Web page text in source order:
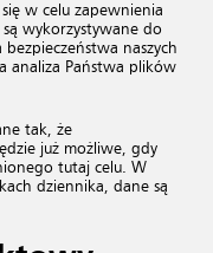
w celu zapewnienia
wykorzystywane do
naszych
analiza Państwa plików
tak, że
już możliwe, gdy
tutaj celu. W
dziennika, dane są